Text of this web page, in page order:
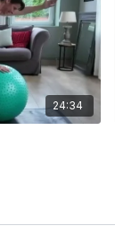
24:34